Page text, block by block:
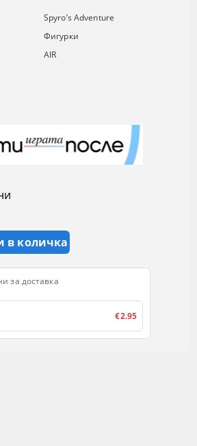
Spyro’s Adventure
Фигурки
AIR
за доставка
€2.95